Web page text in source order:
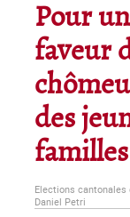
Pour
faveur
des
familles
Elections
Daniel Petri